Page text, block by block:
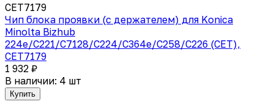
CET7179
Чип блока проявки (с держателем) для Konica
Minolta Bizhub
224e/C221/C7128/C224/C364e/C258/C226 (CET),
CET7179
1 932 ₽
В наличии: 4 шт
Купить